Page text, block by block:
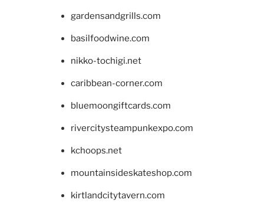
gardensandgrills.com
basilfoodwine.com
nikko-tochigi.net
caribbean-corner.com
bluemoongiftcards.com
rivercitysteampunkexpo.com
kchoops.net
mountainsideskateshop.com
kirtlandcitytavern.com